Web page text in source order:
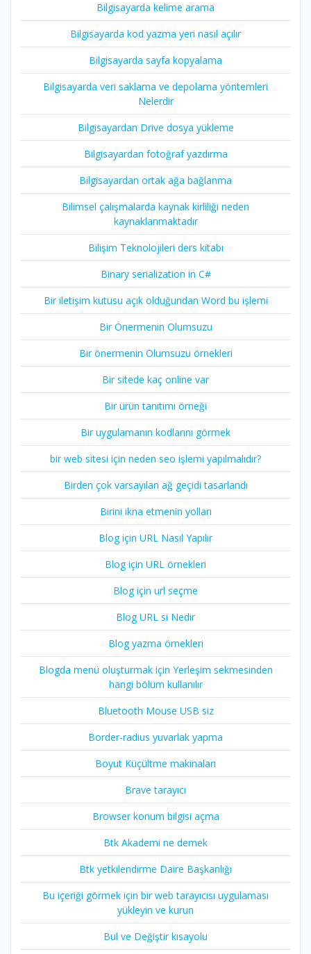
Bilgisayarda kelime arama
Bilgisayarda kod yazma yeri nasıl açılır
Bilgisayarda sayfa kopyalama
Bilgisayarda veri saklama ve depolama yöntemleri
Nelerdir
Bilgisayardan Drive dosya yükleme
Bilgisayardan fotoğraf yazdırma
Bilgisayardan ortak ağa bağlanma
Bilimsel çalışmalarda kaynak kirliliği neden
kaynaklanmaktadır
Bilişim Teknolojileri ders kitabı
Binary serialization in C#
Bir iletişim kutusu açık olduğundan Word bu işlemi
Bir Önermenin Olumsuzu
Bir önermenin Olumsuzu örnekleri
Bir sitede kaç online var
Bir ürün tanıtımı örneği
Bir uygulamanın kodlarını görmek
bir web sitesi için neden seo işlemi yapılmalıdır?
Birden çok varsayılan ağ geçidi tasarlandı
Birini ikna etmenin yolları
Blog için URL Nasıl Yapılır
Blog için URL örnekleri
Blog için url seçme
Blog URL si Nedir
Blog yazma örnekleri
Blogda menü oluşturmak için Yerleşim sekmesinden
hangi bölüm kullanılır
Bluetooth Mouse USB siz
Border-radius yuvarlak yapma
Boyut Küçültme makinaları
Brave tarayıcı
Browser konum bilgisi açma
Btk Akademi ne demek
Btk yetkilendirme Daire Başkanlığı
Bu içeriği görmek için bir web tarayıcısı uygulaması
yükleyin ve kurun
Bul ve Değiştir kısayolu